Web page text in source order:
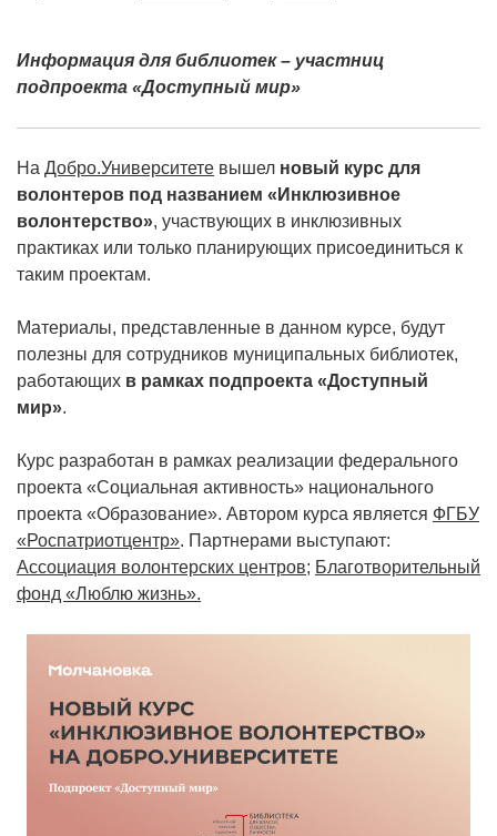
Информация для библиотек – участниц
подпроекта «Доступный мир»
На Добро.Университете вышел новый курс для
волонтеров под названием «Инклюзивное
волонтерство», участвующих в инклюзивных
практиках или только планирующих присоединиться к
таким проектам.
Материалы, представленные в данном курсе, будут
полезны для сотрудников муниципальных библиотек,
работающих в рамках подпроекта «Доступный
мир».
Курс разработан в рамках реализации федерального
проекта «Социальная активность» национального
проекта «Образование». Автором курса является ФГБУ
«Роспатриотцентр». Партнерами выступают:
Ассоциация волонтерских центров; Благотворительный
фонд «Люблю жизнь».